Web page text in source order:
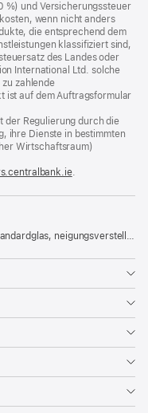
%) und Versicherungssteuer
wenn nicht anders
die entsprechend dem
klassifiziert sind,
des Landes oder
International Ltd. solche
zahlende
ist auf dem Auftragsformular
der Regulierung durch die
ihre Dienste in bestimmten
Wirtschaftsraum)
(Öffnet
neues
.
neigungs­verstell­barer Standfuß